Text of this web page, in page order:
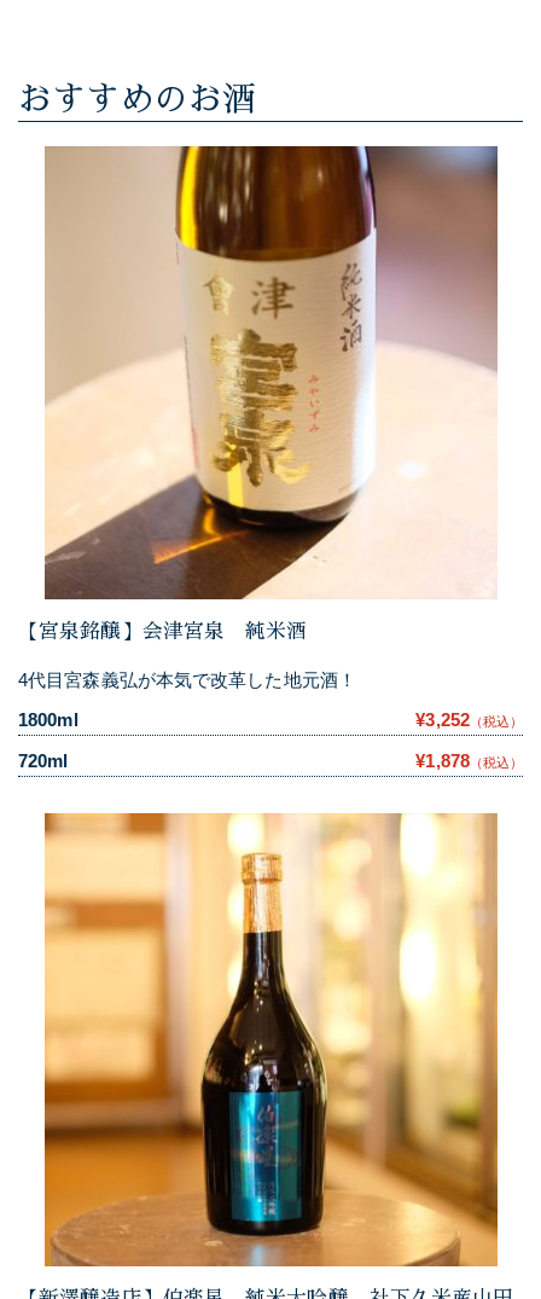
おすすめのお酒
【宮泉銘醸】会津宮泉 純米酒
4代目宮森義弘が本気で改革した地元酒！
1800ml
¥3,252 （税込）
720ml ¥1,878 （税込）